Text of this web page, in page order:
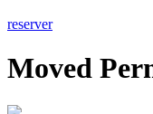
reserver
Moved